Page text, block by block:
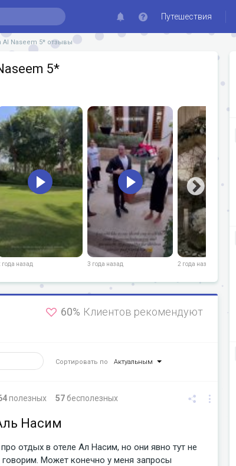
Путешествия
Al Naseem 5* отзывы
5*
года назад 3 года назад 2 года назад
60% Клиентов рекомендуют
Сортировать по Актуальным
полезных 57бесполезных
Насим
отдых в отеле Ал Насим, но они явно тут не
Может конечно у меня запросы